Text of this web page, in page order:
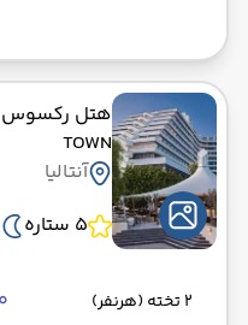
هتل رکسوس
TOWN
آنتالیا
5 ستاره
2 تخته (هرنفر)